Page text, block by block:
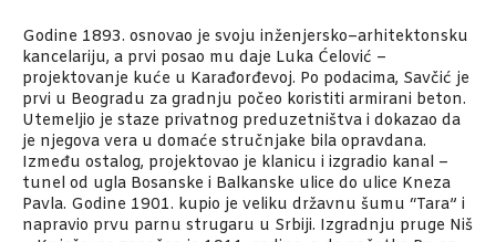
Godine 1893. osnovao je svoju inženjersko–arhitektonsku
kancelariju, a prvi posao mu daje Luka Ćelović –
projektovanje kuće u Karađorđevoj. Po podacima, Savčić je
prvi u Beogradu za gradnju počeo koristiti armirani beton.
Utemeljio je staze privatnog preduzetništva i dokazao da
je njegova vera u domaće stručnjake bila opravdana.
Između ostalog, projektovao je klanicu i izgradio kanal –
tunel od ugla Bosanske i Balkanske ulice do ulice Kneza
Pavla. Godine 1901. kupio je veliku državnu šumu “Tara” i
napravio prvu parnu strugaru u Srbiji. Izgradnju pruge Niš